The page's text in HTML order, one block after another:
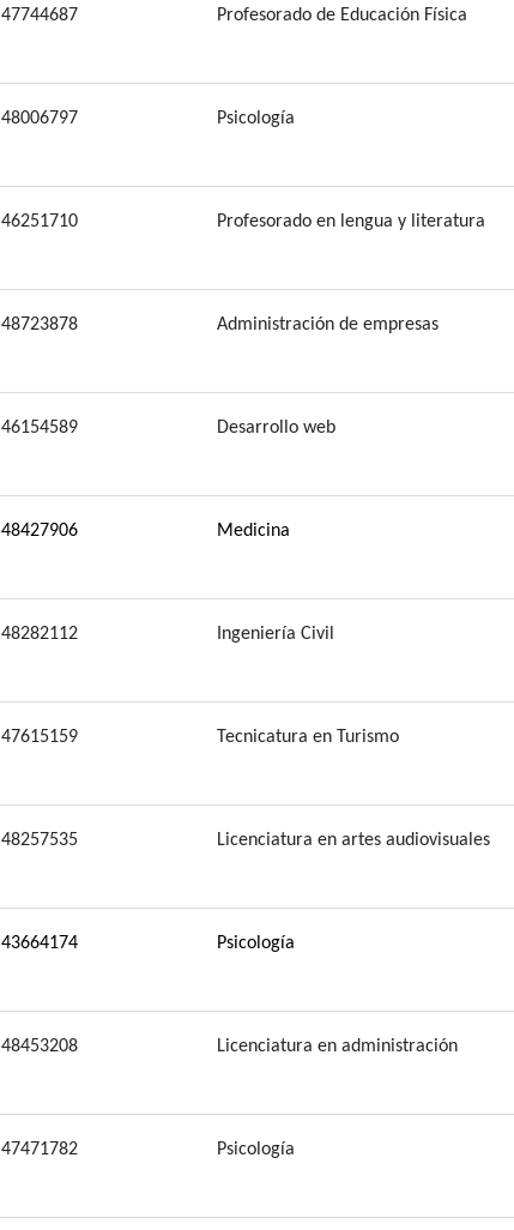
47744687 Profesorado de Educación Física
48006797 Psicología
46251710 Profesorado en lengua y literatura
48723878 Administración de empresas
46154589 Desarrollo web
48427906 Medicina
48282112 Ingeniería Civil
47615159 Tecnicatura en Turismo
48257535 Licenciatura en artes audiovisuales
43664174 Psicología
48453208 Licenciatura en administración
47471782 Psicología